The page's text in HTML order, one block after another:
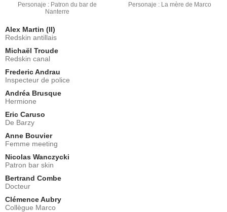
Personaje : Patron du bar de
Nanterre
Personaje : La mère de Marco
Alex Martin (II)
Redskin antillais
Michaël Troude
Redskin canal
Frederic Andrau
Inspecteur de police
Andréa Brusque
Hermione
Eric Caruso
De Barzy
Anne Bouvier
Femme meeting
Nicolas Wanczycki
Patron bar skin
Bertrand Combe
Docteur
Clémence Aubry
Collègue Marco